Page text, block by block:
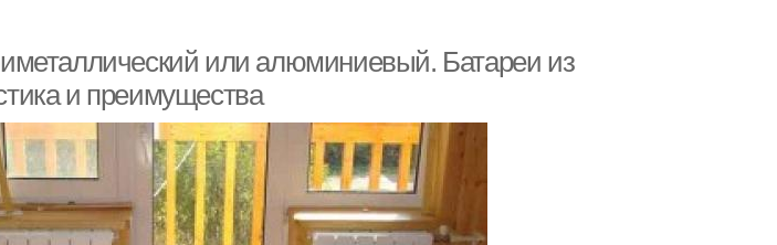
или алюминиевый. Батареи из
и преимущества